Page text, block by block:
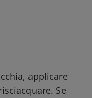
applicare
Se